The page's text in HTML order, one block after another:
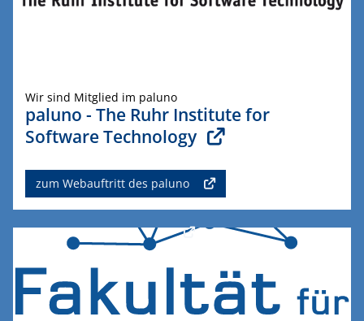
Wir sind Mitglied im paluno
paluno - The Ruhr Institute for
Software Technology
zum Webauftritt des paluno